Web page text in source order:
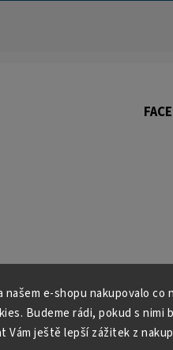
našem e-shopu nakupovalo co
Budeme rádi, pokud s nimi
ještě lepší zážitek z
údajů